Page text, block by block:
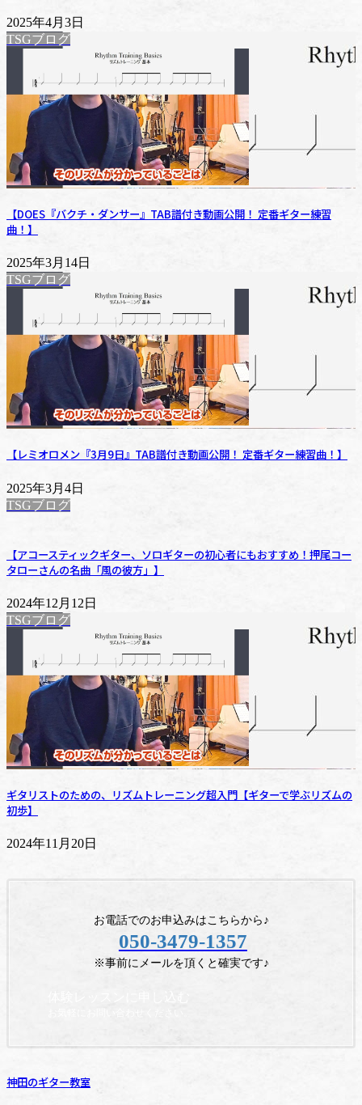
2025年4月3日
TSGブログ
【DOES『バクチ・ダンサー』TAB譜付き動画公開！ 定番ギター練習
曲！】
2025年3月14日
TSGブログ
【レミオロメン『3月9日』TAB譜付き動画公開！ 定番ギター練習曲！】
2025年3月4日
TSGブログ
【アコースティックギター、ソロギターの初心者にもおすすめ！押尾コー
タローさんの名曲「風の彼方」】
2024年12月12日
TSGブログ
ギタリストのための、リズムトレーニング超入門【ギターで学ぶリズムの
初歩】
2024年11月20日
お電話でのお申込みはこちらから♪
050-3479-1357
※事前にメールを頂くと確実です♪
神田のギター教室